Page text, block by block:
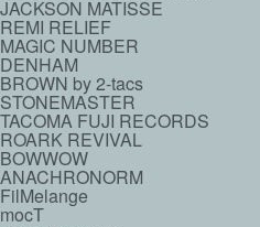
JACKSON MATISSE
REMI RELIEF
MAGIC NUMBER
DENHAM
BROWN by 2-tacs
STONEMASTER
TACOMA FUJI RECORDS
ROARK REVIVAL
BOWWOW
ANACHRONORM
FilMelange
mocT